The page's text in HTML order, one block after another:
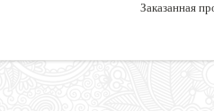
Заказанная